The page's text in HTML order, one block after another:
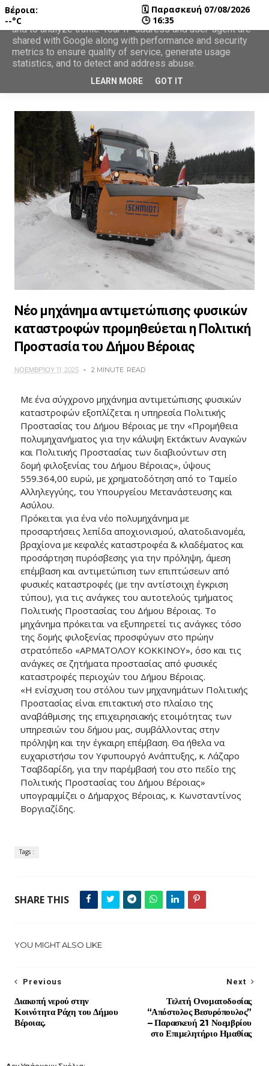
Νέο μηχάνημα αντιμετώπισης φυσικών
καταστροφών προμηθεύεται η Πολιτική
Προστασία του Δήμου Βέροιας
ΝΟΕΜΒΡΊΟΥ 11, 2025 2 MINUTE READ
Με ένα σύγχρονο μηχάνημα αντιμετώπισης φυσικών
καταστροφών εξοπλίζεται η υπηρεσία Πολιτικής
Προστασίας του Δήμου Βέροιας με την «Προμήθεια
πολυμηχανήματος για την κάλυψη Εκτάκτων Αναγκών
και Πολιτικής Προστασίας των διαβιούντων στη
δομή φιλοξενίας του Δήμου Βέροιας», ύψους
559.364,00 ευρώ, με χρηματοδότηση από το Ταμείο
Αλληλεγγύης, του Υπουργείου Μετανάστευσης και
Ασύλου.
Πρόκειται για ένα νέο πολυμηχάνημα με
προσαρτήσεις λεπίδα αποχιονισμού, αλατοδιανομέα,
βραχίονα με κεφαλές καταστροφέα & κλαδέματος και
προσάρτηση πυρόσβεσης για την πρόληψη, άμεση
επέμβαση και αντιμετώπιση των επιπτώσεων από
φυσικές καταστροφές (με την αντίστοιχη έγκριση
τύπου), για τις ανάγκες του αυτοτελούς τμήματος
Πολιτικής Προστασίας του Δήμου Βέροιας. Το
μηχάνημα πρόκειται να εξυπηρετεί τις ανάγκες τόσο
της δομής φιλοξενίας προσφύγων στο πρώην
στρατόπεδο «ΑΡΜΑΤΟΛΟΥ ΚΟΚΚΙΝΟΥ», όσο και τις
ανάγκες σε ζητήματα προστασίας από φυσικές
καταστροφές περιοχών του Δήμου Βέροιας.
«Η ενίσχυση του στόλου των μηχανημάτων Πολιτικής
Προστασίας είναι επιτακτική στο πλαίσιο της
αναβάθμισης της επιχειρησιακής ετοιμότητας των
υπηρεσιών του δήμου μας, συμβάλλοντας στην
πρόληψη και την έγκαιρη επέμβαση. Θα ήθελα να
ευχαριστήσω τον Υφυπουργό Ανάπτυξης, κ. Λάζαρο
Τσαβδαρίδη, για την παρέμβασή του στο πεδίο της
Πολιτικής Προστασίας του Δήμου Βέροιας»
υπογραμμίζει ο Δήμαρχος Βέροιας, κ. Κωνσταντίνος
Βοργιαζίδης.
Tags :
SHARE THIS
YOU MIGHT ALSO LIKE
Next
Τελετή Ονοματοδοσίας
“Απόστολος Βεσυρόπουλος”
– Παρασκευή 21 Νοεμβρίου
στο Επιμελητήριο Ημαθίας
Previous
Διακοπή νερού στην
Κοινότητα Ράχη του Δήμου
Βέροιας.
Βέροια:
--°C
🗓 Παρασκευή 07/08/2026
🕒 16:35
This site uses cookies from Google to deliver its services
and to analyze traffic. Your IP address and user-agent are
shared with Google along with performance and security
metrics to ensure quality of service, generate usage
statistics, and to detect and address abuse.
LEARN MORE GOT IT